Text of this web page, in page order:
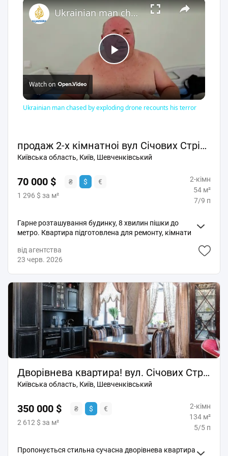
Play
Video
Ukrainian man chased by exploding drone recounts his terror
Watch on
Ukrainian man chased by exploding drone recounts his terror
продаж 2-х кімнатноі вул Січових Стрільців (Артема) 70 7/9 пов
Київська область, Київ, Шевченківський
70 000 $ ₴ $
€
1 296 $ за м²
2-кімн
54 м²
7/9 п
Гарне розташування будинку, 8 хвилин пішки до
метро. Квартира підготовлена для ремонту, кімнати
від агентства
23 черв. 2026
Дворівнева квартира! вул. Січових Стрільців (Артема), 10
Київська область, Київ, Шевченківський
350 000 $ ₴ $
€
2 612 $ за м²
2-кімн
134 м²
5/5 п
Пропонується стильна сучасна дворівнева квартира